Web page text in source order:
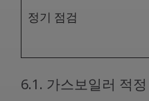
정기 점검
6.1. 가스보일러 적